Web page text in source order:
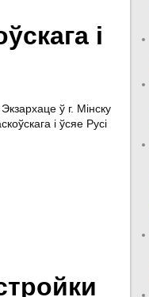
і
ў г. Мінску
і ўсяе Русі